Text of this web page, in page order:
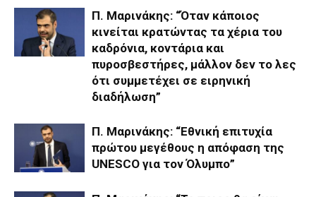
Π. Μαρινάκης: “Όταν κάποιος
κινείται κρατώντας τα χέρια του
καδρόνια, κοντάρια και
πυροσβεστήρες, μάλλον δεν το λες
ότι συμμετέχει σε ειρηνική
διαδήλωση”
Π. Μαρινάκης: “Εθνική επιτυχία
πρώτου μεγέθους η απόφαση της
UNESCO για τον Όλυμπο”